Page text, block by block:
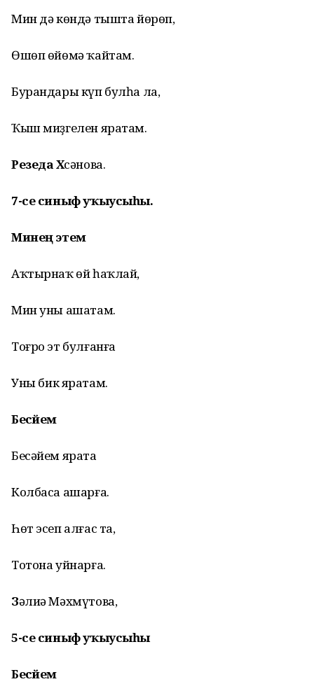
Мин дә көндә тыштайөрөп,
Өшөп өйөмә ҡайтам.
Бурандарыкүп булһа ла,
Ҡыш миҙгеленяратам.
Резеда Хәсәнова.
7-сесиныфуҡыусыһы.
Минеңэтем
Аҡтырнаҡ өй һаҡлай,
Минуны ашатам.
Тоғро эт булғанға
Уныбикяратам.
Бесәйем
Бесәйемярата
Колбаса ашарға.
Һөт эсепалғас та,
Тотонауйнарға.
Зәлиә Мәхмүтова,
5-сесиныфуҡыусыһы
Бесәйем